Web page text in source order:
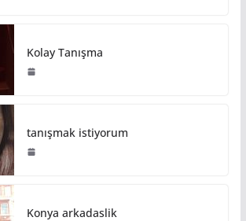
Kolay Tanışma
tanışmak istiyorum
Konya arkadaslik